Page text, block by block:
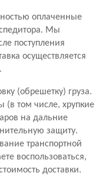
оплаченные
Мы
поступления
осуществляется
(обрешетку) груза.
том числе, хрупкие
на дальние
защиту.
транспортной
воспользоваться,
доставки.